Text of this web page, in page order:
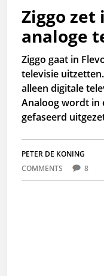
Ziggo zet
analoge
Ziggo gaat in
televisie
alleen digitale
Analoog wordt in
gefaseerd
PETER DE KONING
COMMENTS
8